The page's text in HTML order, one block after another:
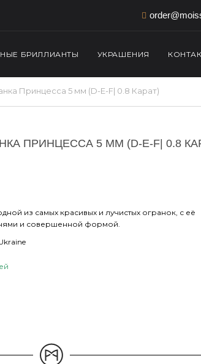
БРИЛЛИАНТЫ УКРАШЕНИЯ
Принцесса 5 мм (D-E-F| 0.8 Карат)
ПРИНЦЕССА 5 ММ (D-E-F| 0.8
из самых красивых и лучистых огранок, с её
и совершенной формой.